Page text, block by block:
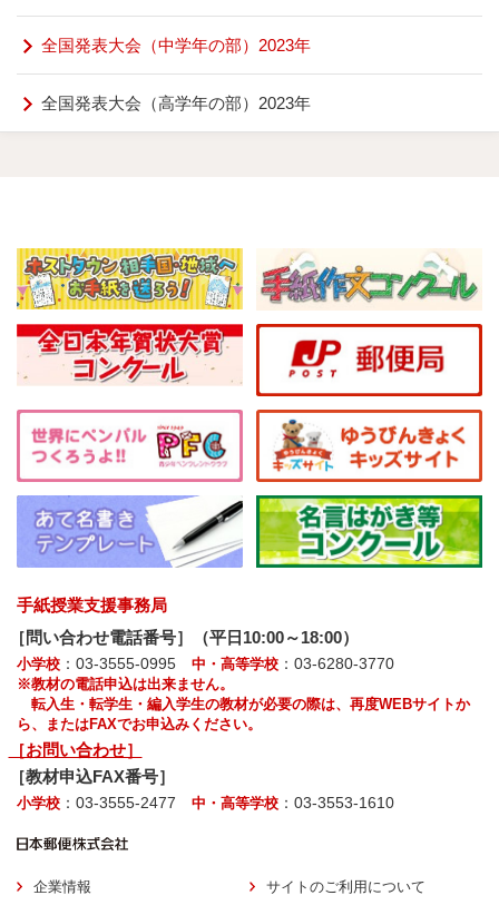
全国発表大会（中学年の部）2023年
全国発表大会（高学年の部）2023年
手紙授業支援事務局
［問い合わせ電話番号］（平日10:00～18:00）
小学校 ：03-3555-0995 中・高等学校 ：03-6280-3770
※教材の電話申込は出来ません。
転入生・転学生・編入学生の教材が必要の際は、再度WEBサイトか
ら、またはFAXでお申込みください。
［お問い合わせ］
［教材申込FAX番号］
小学校 ：03-3555-2477 中・高等学校 ：03-3553-1610
企業情報 サイトのご利用について